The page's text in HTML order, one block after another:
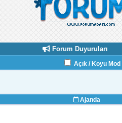
Forum Duyuruları
Açık / Koyu Mod
Ajanda